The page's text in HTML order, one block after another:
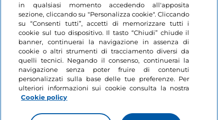
in qualsiasi momento accedendo all'apposita
sezione, cliccando su "Personalizza cookie". Cliccando
su “Consenti tutti”, accetti di memorizzare tutti i
cookie sul tuo dispositivo. Il tasto “Chiudi” chiude il
banner, continuerai la navigazione in assenza di
cookie o altri strumenti di tracciamento diversi da
quelli tecnici. Negando il consenso, continuerai la
navigazione senza poter fruire di contenuti
personalizzati sulla base delle tue preferenze. Per
ulteriori informazioni sui cookie consulta la nostra
Cookie policy